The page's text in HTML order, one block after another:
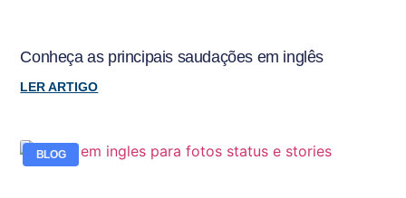
Conheça as principais saudações em inglês
LER ARTIGO
BLOG